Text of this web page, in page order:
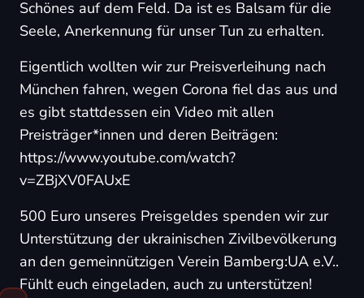
Schönes auf dem Feld. Da ist es Balsam für die
Seele, Anerkennung für unser Tun zu erhalten.
Eigentlich wollten wir zur Preisverleihung nach
München fahren, wegen Corona fiel das aus und
es gibt stattdessen ein Video mit allen
Preisträger*innen und deren Beiträgen:
https://www.youtube.com/watch?
v=ZBjXV0FAUxE
500 Euro unseres Preisgeldes spenden wir zur
Unterstützung der ukrainischen Zivilbevölkerung
an den gemeinnützigen Verein Bamberg:UA e.V..
Fühlt euch eingeladen, auch zu unterstützen!